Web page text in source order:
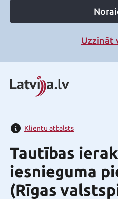
Uzzināt
Klientu atbalsts
Tautības
iesnieguma
(Rīgas